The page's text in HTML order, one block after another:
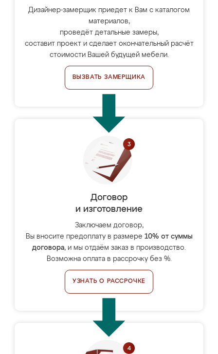
Дизайнер-замерщик приедет к Вам с каталогом
материалов,
проведёт детальные замеры,
составит проект и сделает окончательный расчёт
стоимости Вашей будущей мебели.
ВЫЗВАТЬ ЗАМЕРЩИКА
Договор
и изготовление
Заключаем договор,
Вы вносите предоплату в размере 10% от суммы
договора, и мы отдаём заказ в производство.
Возможна оплата в рассрочку без %.
УЗНАТЬ О РАССРОЧКЕ